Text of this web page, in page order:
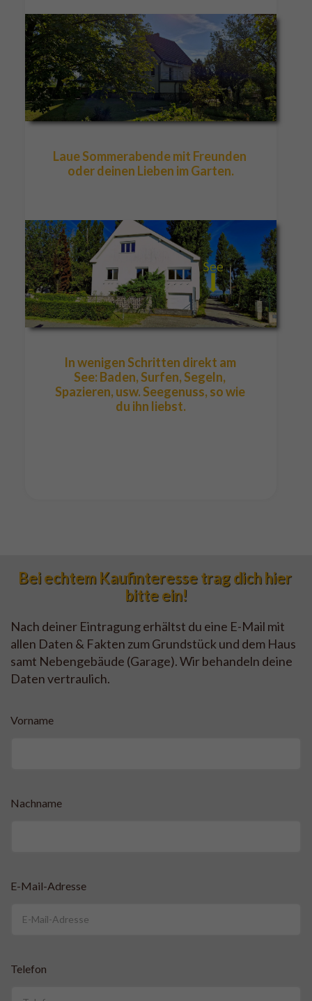
Laue Sommerabende mit Freunden
oder deinen Lieben im Garten.
In wenigen Schritten direkt am
See: Baden, Surfen, Segeln,
Spazieren, usw. Seegenuss, so wie
du ihn liebst.
Bei echtem Kaufinteresse trag dich hier
bitte ein!
Nach deiner Eintragung erhältst du eine E-Mail mit
allen Daten & Fakten zum Grundstück und dem Haus
samt Nebengebäude (Garage). Wir behandeln deine
Daten vertraulich.
Vorname
Nachname
E-Mail-Adresse
Telefon